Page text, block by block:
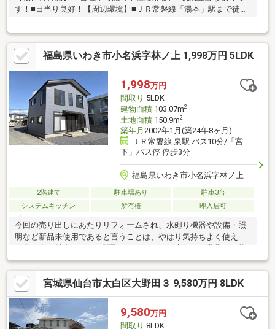
す！■日当り良好！【周辺環境】■ＪＲ常磐線「湯本」駅まで徒歩
徒歩11分当社は、お客様に寄り添った丁寧な対応を心がけていま
す。ぜひお気軽にお問い合わせください。また、住宅ローンに関
するご相談やご心配もご相談ください◎しっかりと対応させてい
ただきます(^^)
福島県いわき市小名浜字林ノ上 1,998万円 5LDK
1,998万円
間取り 5LDK
建物面積103.07m2
土地面積150.9m2
築年月 2002年1月(築24年8ヶ月)
ＪＲ常磐線 泉駅 バス10分/「宮
下」バス停 停歩3分
福島県いわき市小名浜字林ノ上
2階建て 駐車場あり
駐車3台
システムキッチン
所有権 即入居可
今回の売り出しにあたりリフォームされ、水廻り機器や設備・照
明など新品未使用であると言うことは、やはり気持ちよく使える
です。
宮城県仙台市太白区大野田３ 9,580万円 8LDK
9,580万円
間取り 8LDK